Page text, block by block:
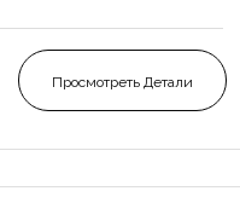
Просмотреть Детали